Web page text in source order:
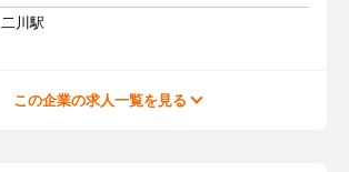
二川駅
この企業の求人一覧を見る